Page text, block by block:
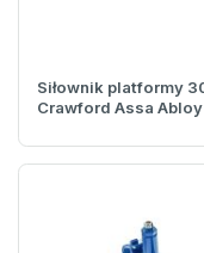
Siłownik platformy
Crawford Assa